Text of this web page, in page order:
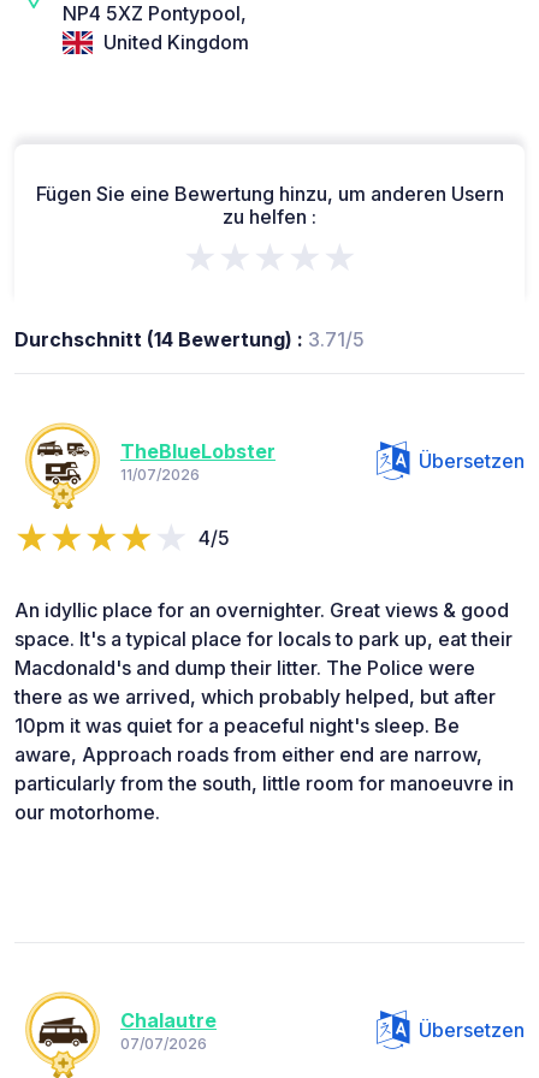
NP4 5XZ Pontypool,
United Kingdom
Fügen Sie eine Bewertung hinzu, um anderen Usern
zu helfen :
★★★★★
Durchschnitt (14 Bewertung) : 3.71/5
TheBlueLobster
11/07/2026
Übersetzen
4/5
An idyllic place for an overnighter. Great views & good
space. It's a typical place for locals to park up, eat their
Macdonald's and dump their litter. The Police were
there as we arrived, which probably helped, but after
10pm it was quiet for a peaceful night's sleep. Be
aware, Approach roads from either end are narrow,
particularly from the south, little room for manoeuvre in
our motorhome.
Chalautre
07/07/2026
Übersetzen